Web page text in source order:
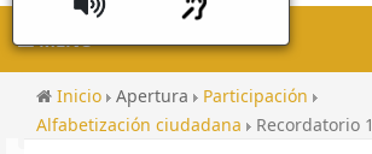
MENU
Inicio Apertura
Participación
Alfabetización ciudadana
Recordatorio 1